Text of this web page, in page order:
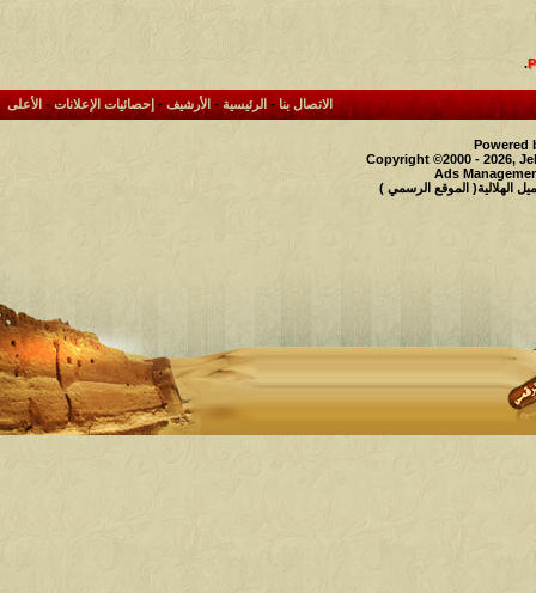
.
الاتصال بنا- الرئيسية-الأرشيف- إحصائيات الإعلانات- الأعلى
Powered
Copyright ©2000 - 2026,
Ads
الهلالية( الموقع الرسمي )